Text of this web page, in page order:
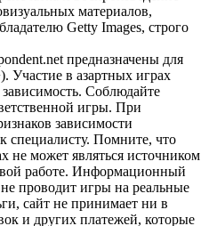
материалов,
Getty Images, строго
предназначены для
Участие в азартных играх
Соблюдайте
игры. При
зависимости
специалисту. Помните, что
не может являться источником
работе. Информационный
проводит игры на реальные
сайт не принимает ни в
и других платежей, которые